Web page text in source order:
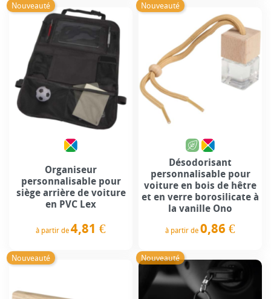
Nouveauté
Organiseur
personnalisable pour
siège arrière de voiture
en PVC Lex
à partir de 4,81 €
Nouveauté
Désodorisant
personnalisable pour
voiture en bois de hêtre
et en verre borosilicate à
la vanille Ono
à partir de 0,86 €
Nouveauté Nouveauté